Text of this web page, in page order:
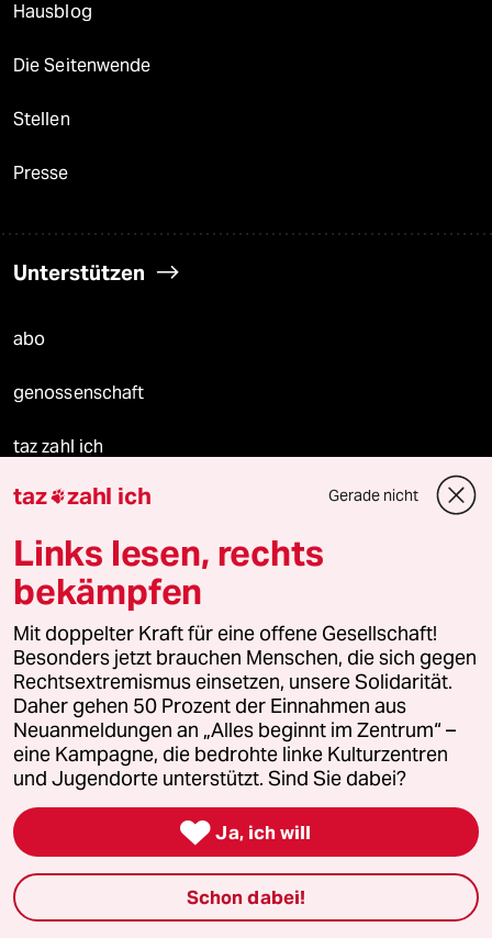
Hausblog
Die Seitenwende
Stellen
Presse
Unterstützen
abo
genossenschaft
taz zahl ich
recherchefonds ausland
panterstiftung
panterpreis 2026
Podcast
bundestalk
fernverbindung
klima update°
taz zahl ich Gerade nicht
Links lesen, rechts
bekämpfen
Mit doppelter Kraft für eine offene Gesellschaft!
Besonders jetzt brauchen Menschen, die sich gegen
Rechtsextremismus einsetzen, unsere Solidarität.
Daher gehen 50 Prozent der Einnahmen aus
Neuanmeldungen an „Alles beginnt im Zentrum“ –
eine Kampagne, die bedrohte linke Kulturzentren
und Jugendorte unterstützt. Sind Sie dabei?
 Ja, ich will
Schon dabei!